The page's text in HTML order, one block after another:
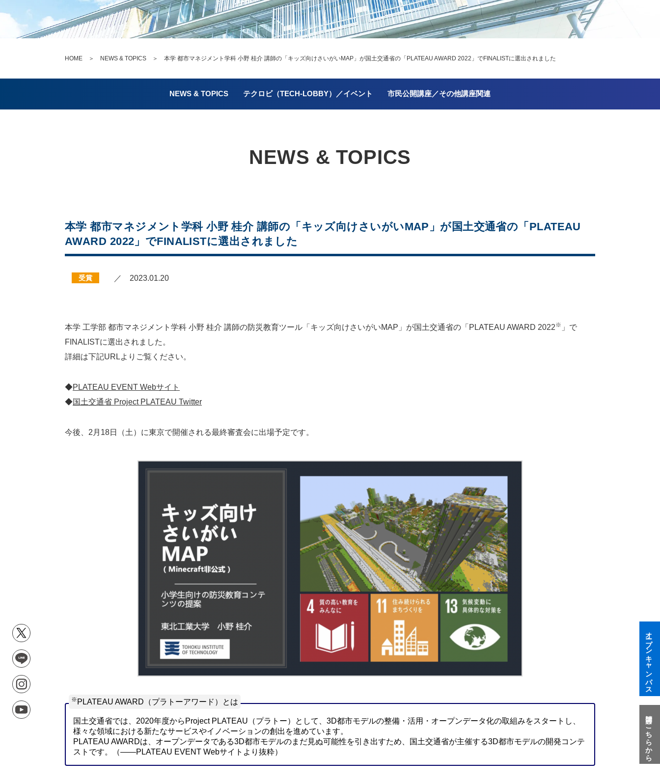
HOME ＞ NEWS & TOPICS ＞ 本学 都市マネジメント学科 小野 桂介 講師の「キッズ向けさいがいMAP」が国土交通省の「PLATEAU AWARD 2022」でFINALISTに選出されました
NEWS & TOPICS テクロビ（TECH-LOBBY）／イベント 市民公開講座／その他講座関連
NEWS & TOPICS
本学 都市マネジメント学科 小野 桂介 講師の「キッズ向けさいがいMAP」が国土交通省の「PLATEAU
AWARD 2022」でFINALISTに選出されました
受賞 ／ 2023.01.20
本学 工学部 都市マネジメント学科 小野 桂介 講師の防災教育ツール「キッズ向けさいがいMAP」が国土交通省の「PLATEAU AWARD 2022※ 」で
FINALISTに選出されました。
詳細は下記URLよりご覧ください。
◆PLATEAU EVENT Webサイト
◆国土交通省 Project PLATEAU Twitter
今後、2月18日（土）に東京で開催される最終審査会に出場予定です。
※ PLATEAU AWARD（プラトーアワード）とは
国土交通省では、2020年度からProject PLATEAU（プラトー）として、3D都市モデルの整備・活用・オープンデータ化の取組みをスタートし、
様々な領域における新たなサービスやイノベーションの創出を進めています。
PLATEAU AWARDは、オープンデータである3D都市モデルのまだ見ぬ可能性を引き出すため、国土交通省が主催する3D都市モデルの開発コンテ
ストです。（——PLATEAU EVENT Webサイトより抜粋）
オープンキャンパス
質問はこちらから